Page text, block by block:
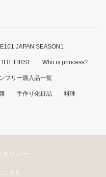
JAPAN SEASON1
THE FIRST Who is princess?
フリー購入品一覧
手作り化粧品 料理
ポリシー
ころり.